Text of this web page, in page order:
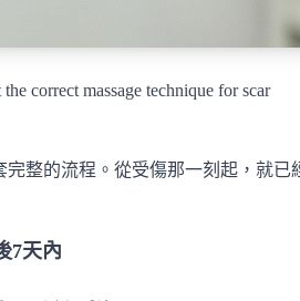
correct massage technique for scar
完整的流程。從受傷那一刻起，就已
7天內